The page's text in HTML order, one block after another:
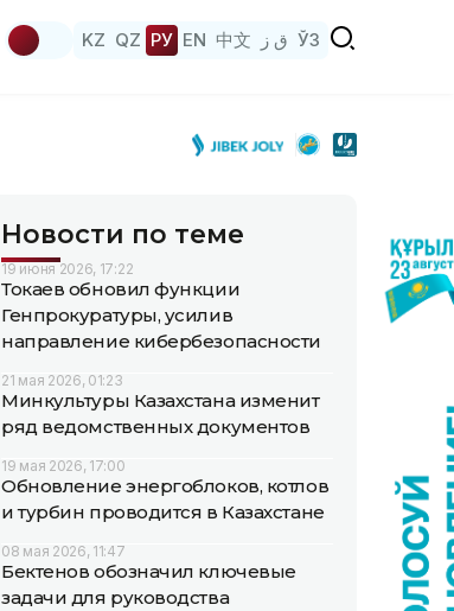
KZ QZ РУ EN 中文 ق ز ЎЗ
Новости по теме
19 июня 2026, 17:22
Токаев обновил функции
Генпрокуратуры, усилив
направление кибербезопасности
21 мая 2026, 01:23
Минкультуры Казахстана изменит
ряд ведомственных документов
19 мая 2026, 17:00
Обновление энергоблоков, котлов
и турбин проводится в Казахстане
08 мая 2026, 11:47
Бектенов обозначил ключевые
задачи для руководства